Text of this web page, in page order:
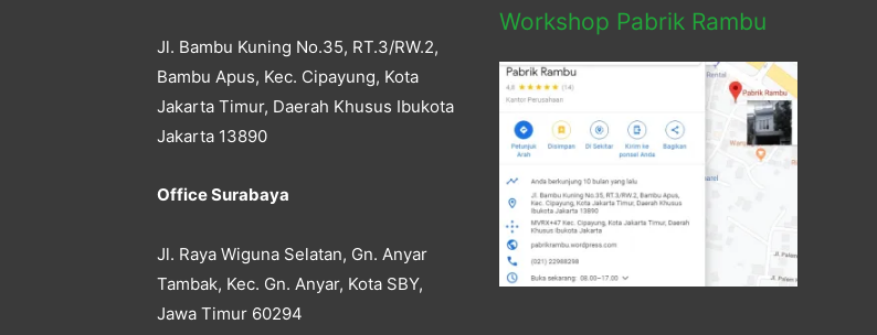
Jl. Bambu Kuning No.35, RT.3/RW.2,
Bambu Apus, Kec. Cipayung, Kota
Jakarta Timur, Daerah Khusus Ibukota
Jakarta 13890
Office Surabaya
Jl. Raya Wiguna Selatan, Gn. Anyar
Tambak, Kec. Gn. Anyar, Kota SBY,
Jawa Timur 60294
Workshop Pabrik Rambu